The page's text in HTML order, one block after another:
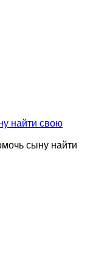
найти свою
сыну найти